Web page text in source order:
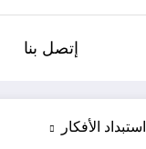
إتصل بنا
استبداد الأفكار